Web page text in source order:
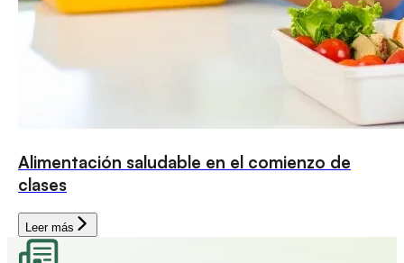
Alimentación saludable en el comienzo de
clases
Leer más